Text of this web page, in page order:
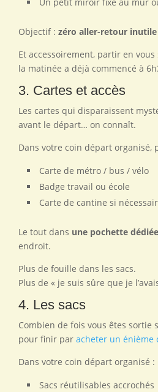
Objectif : zéro aller-retour inutile
Et accessoirement, partir en
la matinée a déjà commencé à
3. Cartes et accès
Les cartes qui disparaissent
avant le départ… on connaît.
Dans votre coin départ organisé,
Carte de métro / bus / vélo
Badge travail ou école
Carte de cantine si
Le tout dans une pochette dédiée
endroit.
Plus de fouille dans les sacs.
Plus de « je suis sûre que je
4. Les sacs
Combien de fois vous êtes sortie
pour finir par acheter un énième
Dans votre coin départ organisé :
Sacs réutilisables accrochés